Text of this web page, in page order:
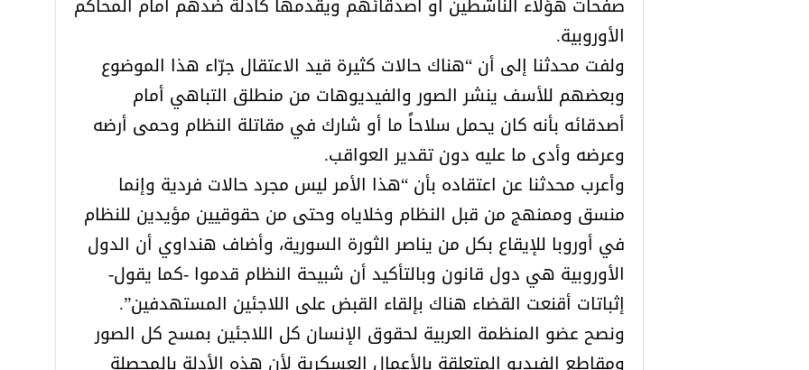
الأوروبية.
ولفت محدثنا إلى أن “هناك حالات كثيرة قيد الاعتقال جرّاء هذا الموضوع
وبعضهم للأسف ينشر الصور والفيديوهات من منطلق التباهي أمام
أصدقائه بأنه كان يحمل سلاحاً ما أو شارك في مقاتلة النظام وحمى أرضه
وعرضه وأدى ما عليه دون تقدير العواقب.
وأعرب محدثنا عن اعتقاده بأن “هذا الأمر ليس مجرد حالات فردية وإنما
منسق وممنهج من قبل النظام وخلاياه وحتى من حقوقيين مؤيدين للنظام
في أوروبا للإيقاع بكل من يناصر الثورة السورية، وأضاف هنداوي أن الدول
الأوروبية هي دول قانون وبالتأكيد أن شبيحة النظام قدموا -كما يقول-
إثباتات أقنعت القضاء هناك بإلقاء القبض على اللاجئين المستهدفين”.
ونصح عضو المنظمة العربية لحقوق الإنسان كل اللاجئين بمسح كل الصور
ومقاطع الفيديو المتعلقة بالأعمال العسكرية لأن هذه الأدلة بالمحصلة